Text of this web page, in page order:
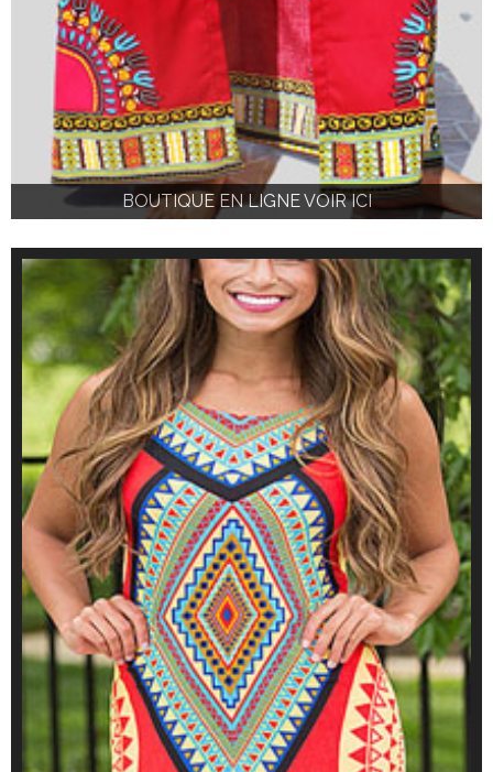
BOUTIQUE EN LIGNE VOIR ICI